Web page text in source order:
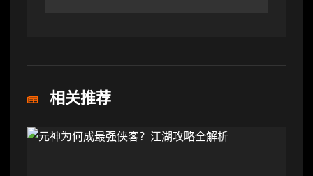
相关推荐